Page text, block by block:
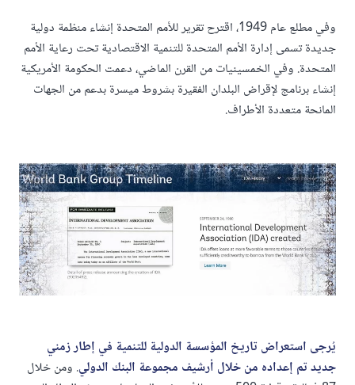
وفي مطلع عام 1949، اقترح تقرير للأمم المتحدة إنشاء منظمة دولية
جديدة تسمى إدارة الأمم المتحدة للتنمية الاقتصادية تحت رعاية الأمم
المتحدة. وفي الخمسينيات من القرن الماضي، دعمت الحكومة الأمريكية
إنشاء برنامج لإقراض البلدان الفقيرة بشروط ميسرة بدعم من الجهات
المانحة متعددة الأطراف.
يُرجى استعراض تاريخ المؤسسة الدولية للتنمية في إطار زمني
جديد تم إعداده من خلال أرشيف مجموعة البنك الدولي. ومن خلال